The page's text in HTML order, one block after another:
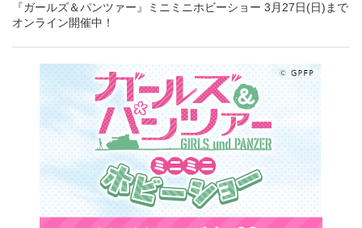
『ガールズ＆パンツァー』ミニミニホビーショー 3月27日(日)まで
オンライン開催中！